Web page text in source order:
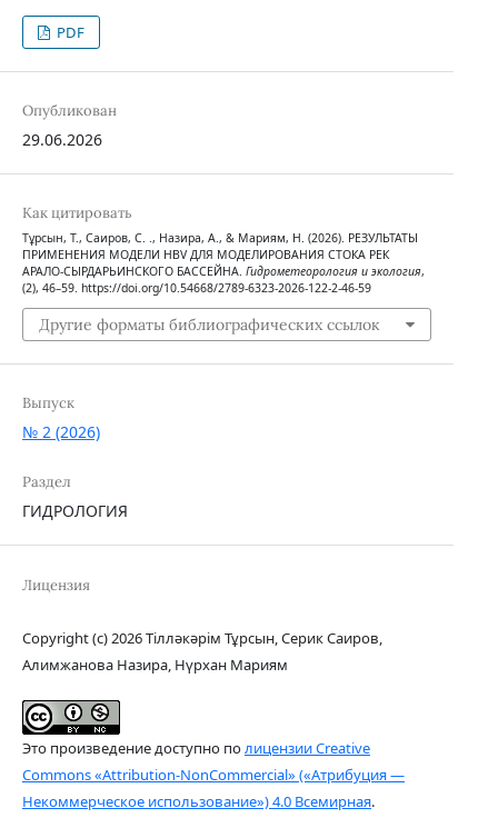
PDF
Опубликован
29.06.2026
Как цитировать
Тұрсын, Т., Саиров, С. ., Назира, А., & Мариям, Н. (2026). РЕЗУЛЬТАТЫ
ПРИМЕНЕНИЯ МОДЕЛИ HBV ДЛЯ МОДЕЛИРОВАНИЯ СТОКА РЕК
АРАЛО-СЫРДАРЬИНСКОГО БАССЕЙНА. Гидрометеорология и экология,
(2), 46–59. https://doi.org/10.54668/2789-6323-2026-122-2-46-59
Другие форматы библиографических ссылок
Выпуск
№ 2 (2026)
Раздел
ГИДРОЛОГИЯ
Лицензия
Copyright (c) 2026 Тілләкәрім Тұрсын, Серик Саиров,
Алимжанова Назира, Нүрхан Мариям
Это произведение доступно по лицензии Creative
Commons «Attribution-NonCommercial» («Атрибуция —
Некоммерческое использование») 4.0 Всемирная.